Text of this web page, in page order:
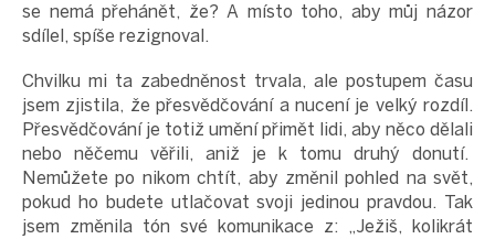
se nemá přehánět, že? A místo toho, aby můj názor
sdílel, spíše rezignoval.
Chvilku mi ta zabedněnost trvala, ale postupem času
jsem zjistila, že přesvědčování a nucení je velký rozdíl.
Přesvědčování je totiž umění přimět lidi, aby něco dělali
nebo něčemu věřili, aniž je k tomu druhý donutí.
Nemůžete po nikom chtít, aby změnil pohled na svět,
pokud ho budete utlačovat svoji jedinou pravdou. Tak
jsem změnila tón své komunikace z: „Ježiš, kolikrát